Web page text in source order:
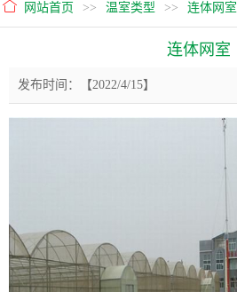
网站首页 >> 温室类型 >> 连体网室
连体网室
发布时间：【2022/4/15】